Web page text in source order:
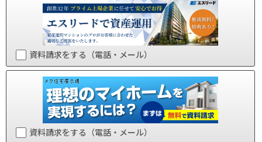
資料請求をする（電話・メール）
資料請求をする（電話・メール）